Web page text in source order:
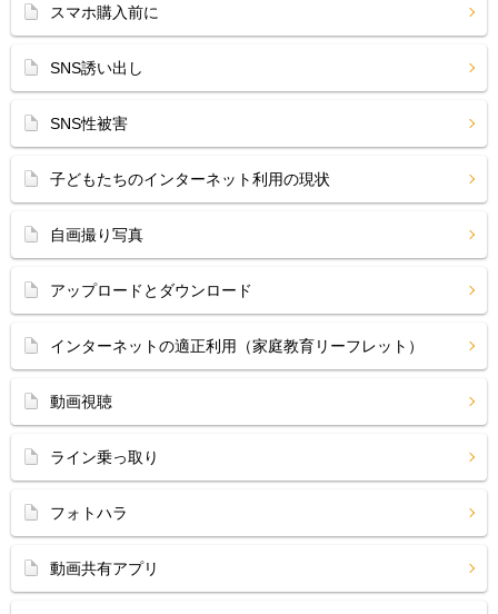
スマホ購入前に
SNS誘い出し
SNS性被害
子どもたちのインターネット利用の現状
自画撮り写真
アップロードとダウンロード
インターネットの適正利用（家庭教育リーフレット）
動画視聴
ライン乗っ取り
フォトハラ
動画共有アプリ